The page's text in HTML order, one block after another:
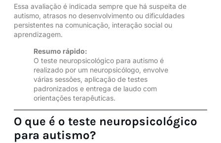
Essa avaliação é indicada sempre que há suspeita de
autismo, atrasos no desenvolvimento ou dificuldades
persistentes na comunicação, interação social ou
aprendizagem.
Resumo rápido:
O teste neuropsicológico para autismo é
realizado por um neuropsicólogo, envolve
várias sessões, aplicação de testes
padronizados e entrega de laudo com
orientações terapêuticas.
O que é o teste neuropsicológico
para autismo?